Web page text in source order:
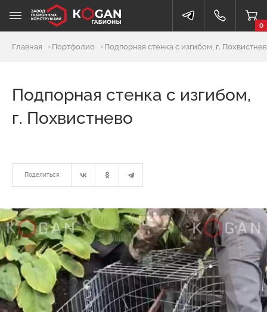
0
Главная Портфолио Подпорная стенка с изгибом, г.
Подпорная стенка с изгибом,
г. Похвистнево
Поделиться